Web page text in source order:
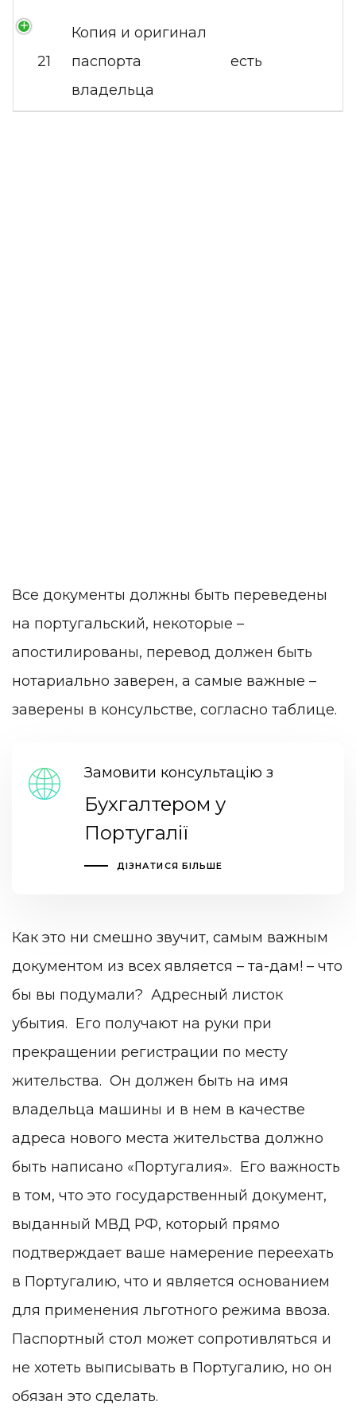
21
Копия и оригинал
паспорта
владельца
есть
Все документы должны быть переведены
на португальский, некоторые –
апостилированы, перевод должен быть
нотариально заверен, а самые важные –
заверены в консульстве, согласно таблице.
Замовити консультацію з
Бухгалтером у
Португалії
ДІЗНАТИСЯ БІЛЬШЕ
Как это ни смешно звучит, самым важным
документом из всех является – та-дам! – что
бы вы подумали? Адресный листок
убытия. Его получают на руки при
прекращении регистрации по месту
жительства. Он должен быть на имя
владельца машины и в нем в качестве
адреса нового места жительства должно
быть написано «Португалия». Его важность
в том, что это государственный документ,
выданный МВД РФ, который прямо
подтверждает ваше намерение переехать
в Португалию, что и является основанием
для применения льготного режима ввоза.
Паспортный стол может сопротивляться и
не хотеть выписывать в Португалию, но он
обязан это сделать.